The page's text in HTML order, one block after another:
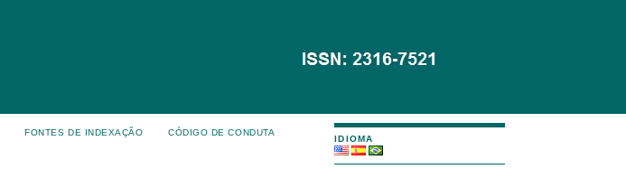
IDIOMA
FONTES DE INDEXAÇÃO CÓDIGO DE CONDUTA